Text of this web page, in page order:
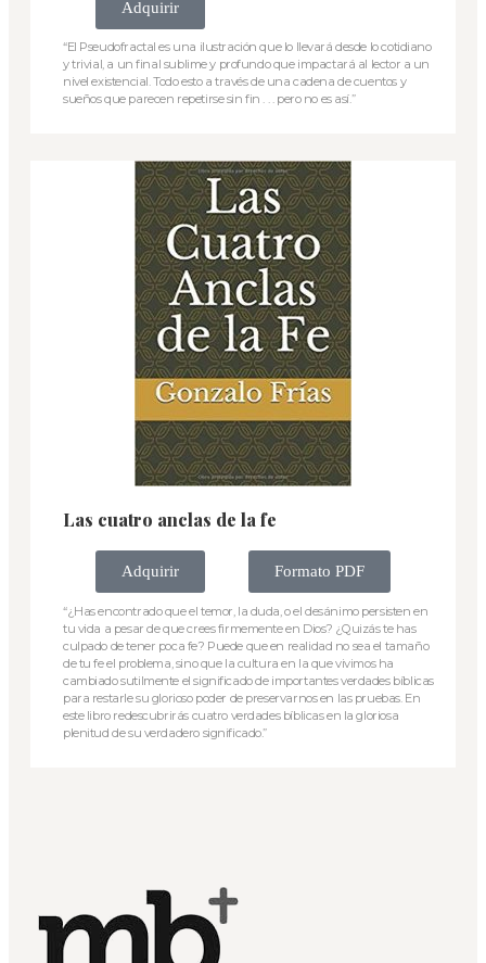
Adquirir
“El Pseudofractal es una ilustración que lo llevará desde lo cotidiano
y trivial, a un final sublime y profundo que impactará al lector a un
nivel existencial. Todo esto a través de una cadena de cuentos y
sueños que parecen repetirse sin fin . . . pero no es así.”
Las cuatro anclas de la fe
Adquirir Formato PDF
“¿Has encontrado que el temor, la duda, o el desánimo persisten en
tu vida a pesar de que crees firmemente en Dios? ¿Quizás te has
culpado de tener poca fe? Puede que en realidad no sea el tamaño
de tu fe el problema, sino que la cultura en la que vivimos ha
cambiado sutilmente el significado de importantes verdades bíblicas
para restarle su glorioso poder de preservarnos en las pruebas. En
este libro redescubrirás cuatro verdades bíblicas en la gloriosa
plenitud de su verdadero significado.”